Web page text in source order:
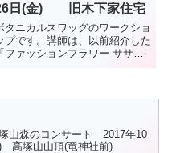
日(金) 旧木下家住宅
タニカルスワッグのワークショ
プです。講師は、以前紹介した
「ファッションフラワー ササ
山森のコンサート 2017年10
高塚山山頂(竜神社前)